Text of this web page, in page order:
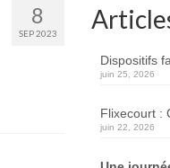
8
SEP 2023
Dispositifs
juin 25, 2026
Flixecourt :
juin 22, 2026